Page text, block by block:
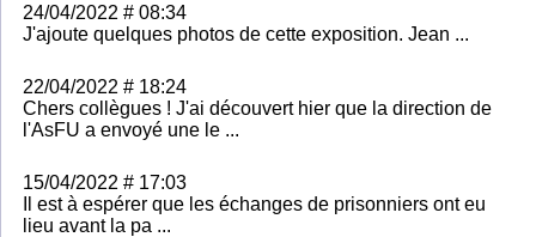
24/04/2022 # 08:34
J'ajoute quelques photos de cette exposition. Jean ...
22/04/2022 # 18:24
Chers collègues ! J'ai découvert hier que la direction de
l'AsFU a envoyé une le ...
15/04/2022 # 17:03
Il est à espérer que les échanges de prisonniers ont eu
lieu avant la pa ...